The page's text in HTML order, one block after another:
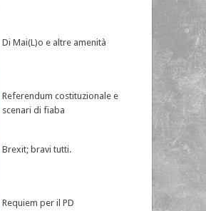
Di Mai(L)o e altre amenità
Referendum costituzionale e
scenari di fiaba
Brexit; bravi tutti.
Requiem per il PD